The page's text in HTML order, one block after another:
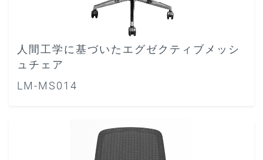
人間工学に基づいたエグゼクティブメッシ
ュチェア
LM-MS014